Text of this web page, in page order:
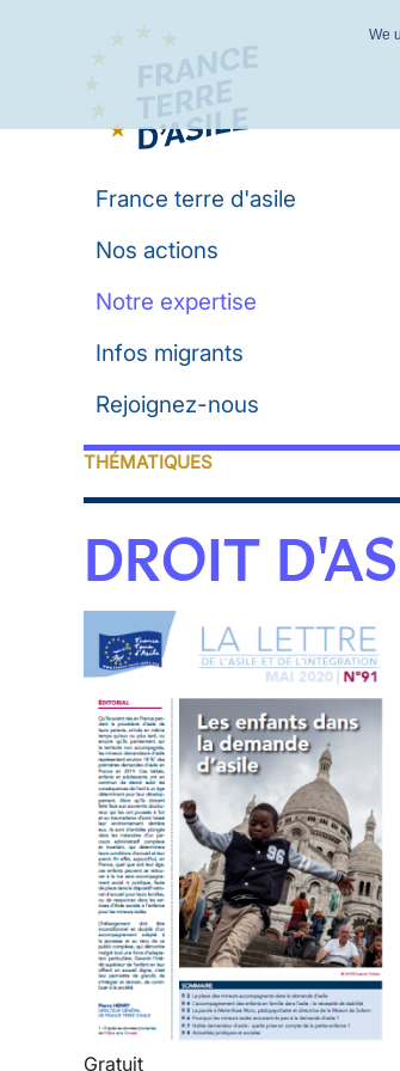
France terre d'asile
Nos actions
Notre expertise
Infos migrants
Rejoignez-nous
THÉMATIQUES
DROIT
Gratuit
We